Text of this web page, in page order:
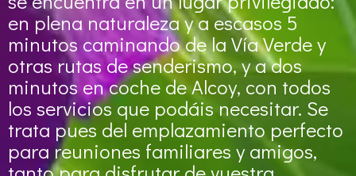
en plena naturaleza y a escasos 5
minutos caminando de la Vía Verde y
otras rutas de senderismo, y a dos
minutos en coche de Alcoy, con todos
los servicios que podáis necesitar. Se
trata pues del emplazamiento perfecto
para reuniones familiares y amigos,